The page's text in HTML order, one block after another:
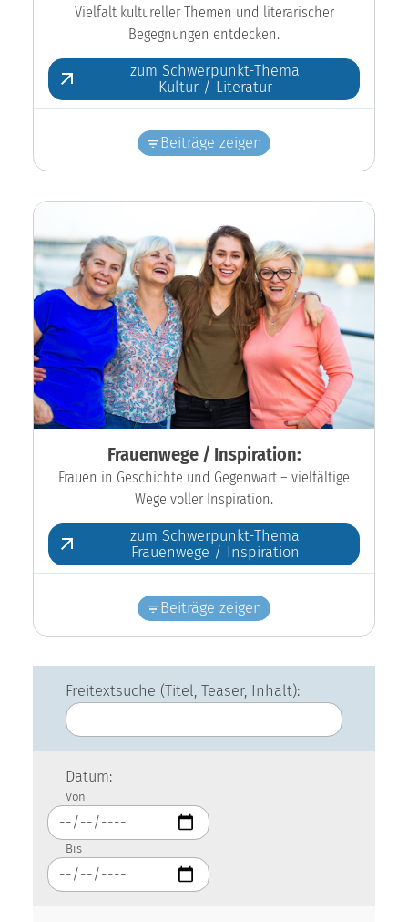
Vielfalt kultureller Themen und literarischer
Begegnungen entdecken.
zum Schwerpunkt-Thema
Kultur / Literatur
Beiträge zeigen
Frauenwege / Inspiration:
Frauen in Geschichte und Gegenwart – vielfältige
Wege voller Inspiration.
zum Schwerpunkt-Thema
Frauenwege / Inspiration
Beiträge zeigen
Freitextsuche (Titel, Teaser, Inhalt):
Datum:
Von
Bis